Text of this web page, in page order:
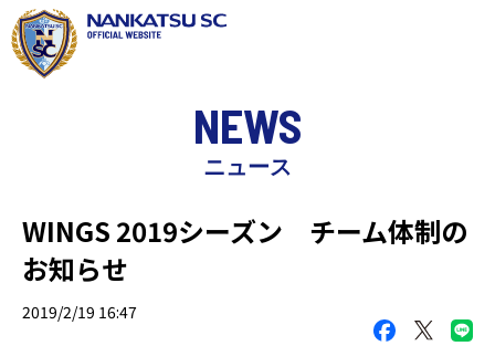
NEWS
ニュース
WINGS 2019シーズン チーム体制の
お知らせ
2019/2/19 16:47